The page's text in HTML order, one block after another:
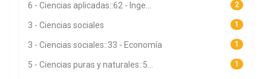
2
6 - Ciencias aplicadas::62 - Inge...
1
3 - Ciencias sociales
1
3 - Ciencias sociales::33 - Economía
1
5 - Ciencias puras y naturales::5...